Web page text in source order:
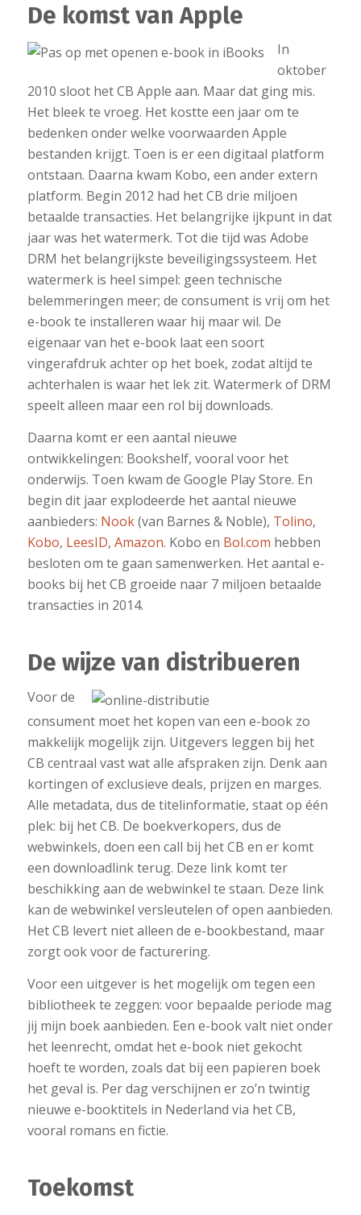
De komst van Apple
In
oktober
2010 sloot het CB Apple aan. Maar dat ging mis.
Het bleek te vroeg. Het kostte een jaar om te
bedenken onder welke voorwaarden Apple
bestanden krijgt. Toen is er een digitaal platform
ontstaan. Daarna kwam Kobo, een ander extern
platform. Begin 2012 had het CB drie miljoen
betaalde transacties. Het belangrijke ijkpunt in dat
jaar was het watermerk. Tot die tijd was Adobe
DRM het belangrijkste beveiligingssysteem. Het
watermerk is heel simpel: geen technische
belemmeringen meer; de consument is vrij om het
e-book te installeren waar hij maar wil. De
eigenaar van het e-book laat een soort
vingerafdruk achter op het boek, zodat altijd te
achterhalen is waar het lek zit. Watermerk of DRM
speelt alleen maar een rol bij downloads.
Daarna komt er een aantal nieuwe
ontwikkelingen: Bookshelf, vooral voor het
onderwijs. Toen kwam de Google Play Store. En
begin dit jaar explodeerde het aantal nieuwe
aanbieders: Nook(van Barnes & Noble), Tolino,
Kobo, LeesID, Amazon. Kobo en Bol.com hebben
besloten om te gaan samenwerken. Het aantal e-
books bij het CB groeide naar 7 miljoen betaalde
transacties in 2014.
De wijze van distribueren
Voor de
consument moet het kopen van een e-book zo
makkelijk mogelijk zijn. Uitgevers leggen bij het
CB centraal vast wat alle afspraken zijn. Denk aan
kortingen of exclusieve deals, prijzen en marges.
Alle metadata, dus de titelinformatie, staat op één
plek: bij het CB. De boekverkopers, dus de
webwinkels, doen een call bij het CB en er komt
een downloadlink terug. Deze link komt ter
beschikking aan de webwinkel te staan. Deze link
kan de webwinkel versleutelen of open aanbieden.
Het CB levert niet alleen de e-bookbestand, maar
zorgt ook voor de facturering.
Voor een uitgever is het mogelijk om tegen een
bibliotheek te zeggen: voor bepaalde periode mag
jij mijn boek aanbieden. Een e-book valt niet onder
het leenrecht, omdat het e-book niet gekocht
hoeft te worden, zoals dat bij een papieren boek
het geval is. Per dag verschijnen er zo’n twintig
nieuwe e-booktitels in Nederland via het CB,
vooral romans en fictie.
Toekomst